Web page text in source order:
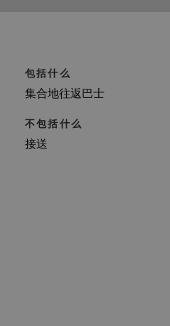
包括什么
集合地往返巴士
不包括什么
接送